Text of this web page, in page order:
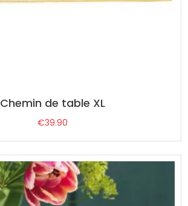
Chemin de table XL
€39.90